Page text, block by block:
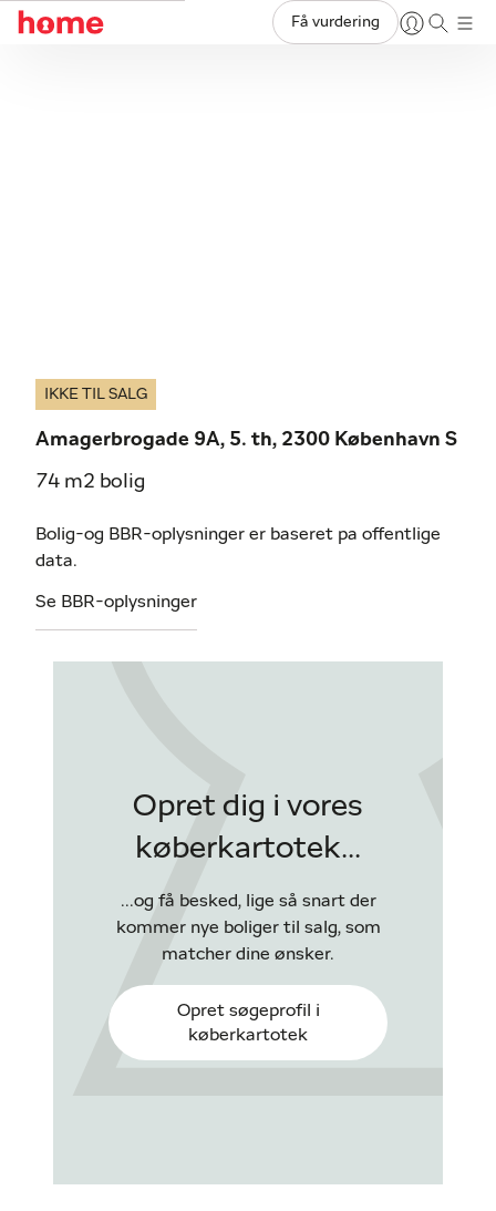
Få vurdering
IKKE TIL SALG
Amagerbrogade 9A, 5. th, 2300 København S
74 m2 bolig
Bolig-og BBR-oplysninger er baseret pa offentlige
data.
Se BBR-oplysninger
Opret dig i vores
køberkartotek...
...og få besked, lige så snart der
kommer nye boliger til salg, som
matcher dine ønsker.
Opret søgeprofil i
køberkartotek